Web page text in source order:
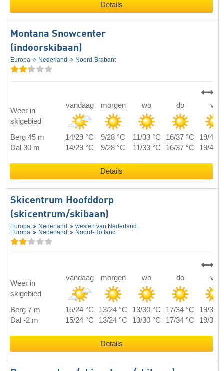
Details
Montana Snowcenter
(indoorskibaan)
Europa Nederland Noord-Brabant
Weer in
skigebied
vandaag morgen wo do vr
Berg 45 m 14/29 °C 9/28 °C 11/33 °C 16/37 °C
19/40
Dal 30 m
14/29 °C 9/28 °C 11/33 °C 16/37 °C 19/40
Details
Skicentrum Hoofddorp
(skicentrum/skibaan)
Europa Nederland
westen van Nederland
Europa
Nederland Noord-Holland
Weer in
skigebied
vandaag morgen wo do vr
Berg 7 m 15/24 °C 13/24 °C 13/30 °C 17/34 °C
19/37
Dal -2 m
15/24 °C 13/24 °C 13/30 °C 17/34 °C 19/37
Details